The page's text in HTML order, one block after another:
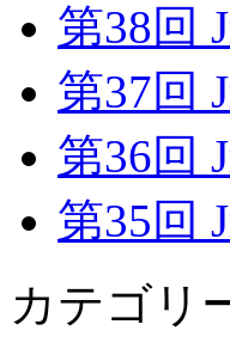
第38回
第37回
第36回
第35回
カテゴリ